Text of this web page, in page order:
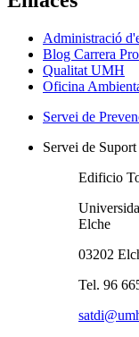
Administració
Blog Carrera
Qualitat UMH
Oficina
Servei de
Servei de
Edificio
Elche
03202
Tel. 96